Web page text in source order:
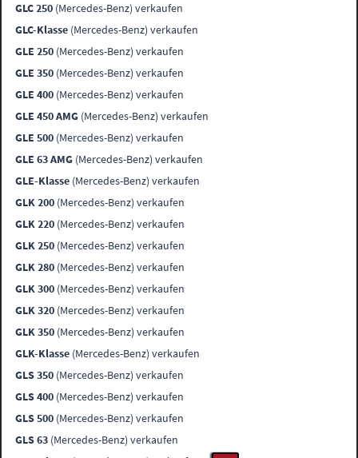
GLC 250 (Mercedes-Benz) verkaufen
GLC-Klasse (Mercedes-Benz) verkaufen
GLE 250 (Mercedes-Benz) verkaufen
GLE 350 (Mercedes-Benz) verkaufen
GLE 400 (Mercedes-Benz) verkaufen
GLE 450 AMG (Mercedes-Benz) verkaufen
GLE 500 (Mercedes-Benz) verkaufen
GLE 63 AMG (Mercedes-Benz) verkaufen
GLE-Klasse (Mercedes-Benz) verkaufen
GLK 200 (Mercedes-Benz) verkaufen
GLK 220 (Mercedes-Benz) verkaufen
GLK 250 (Mercedes-Benz) verkaufen
GLK 280 (Mercedes-Benz) verkaufen
GLK 300 (Mercedes-Benz) verkaufen
GLK 320 (Mercedes-Benz) verkaufen
GLK 350 (Mercedes-Benz) verkaufen
GLK-Klasse (Mercedes-Benz) verkaufen
GLS 350 (Mercedes-Benz) verkaufen
GLS 400 (Mercedes-Benz) verkaufen
GLS 500 (Mercedes-Benz) verkaufen
GLS 63 (Mercedes-Benz) verkaufen